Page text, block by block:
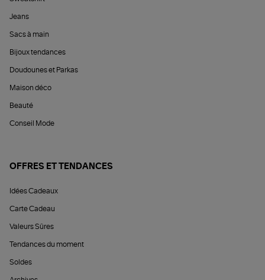
Jeans
Sacs à main
Bijoux tendances
Doudounes et Parkas
Maison déco
Beauté
Conseil Mode
OFFRES ET TENDANCES
Idées Cadeaux
Carte Cadeau
Valeurs Sûres
Tendances du moment
Soldes